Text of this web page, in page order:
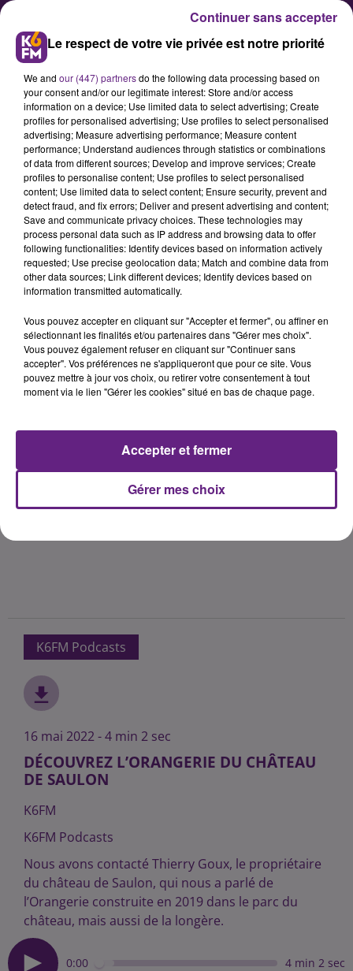
Découvrez l’Orangerie du
château de Saulon
K6FM Podcasts
16 mai 2022 - 4 min 2 sec
DÉCOUVREZ L’ORANGERIE DU CHÂTEAU
DE SAULON
K6FM
K6FM Podcasts
Nous avons contacté Thierry Goux, le propriétaire
du château de Saulon, qui nous a parlé de
l’Orangerie construite en 2019 dans le parc du
château, mais aussi de la longère.
0:00 4 min 2 sec
Le respect de votre vie privée est notre priorité
We and our (447) partnersdo the following data processing based on
your consent and/or our legitimate interest: Store and/or access
information on a device; Use limited data to select advertising; Create
profiles for personalised advertising; Use profiles to select personalised
advertising; Measure advertising performance; Measure content
performance; Understand audiences through statistics or combinations
of data from different sources; Develop and improve services; Create
profiles to personalise content; Use profiles to select personalised
content; Use limited data to select content; Ensure security, prevent and
detect fraud, and fix errors; Deliver and present advertising and content;
Save and communicate privacy choices. These technologies may
process personal data such as IP address and browsing data to offer
following functionalities: Identify devices based on information actively
requested; Use precise geolocation data; Match and combine data from
other data sources; Link different devices; Identify devices based on
information transmitted automatically.
Vous pouvez accepter en cliquant sur "Accepter et fermer", ou affiner en
sélectionnant les finalités et/ou partenaires dans "Gérer mes choix".
Vous pouvez également refuser en cliquant sur "Continuer sans
accepter". Vos préférences ne s'appliqueront que pour ce site. Vous
pouvez mettre à jour vos choix, ou retirer votre consentement à tout
moment via le lien "Gérer les cookies" situé en bas de chaque page.
Gérer mes choix
Accepter et fermer
Continuer sans accepter